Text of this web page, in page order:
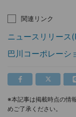
関連リンク
ニュースリリース
巴川コーポレーシ
※本記事は掲載時点の情
めご了承ください。